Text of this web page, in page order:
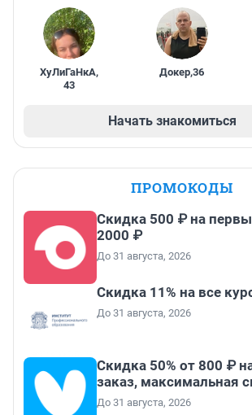
ХуЛиГаНкА,
43
Докер,36
Начать знакомиться
ПРОМОКОДЫ
Скидка 500 ₽ на
2000 ₽
До 31 августа, 2026
Скидка 11% на все
До 31 августа, 2026
Скидка 50% от 800 ₽
заказ, максимальная
До 31 августа, 2026